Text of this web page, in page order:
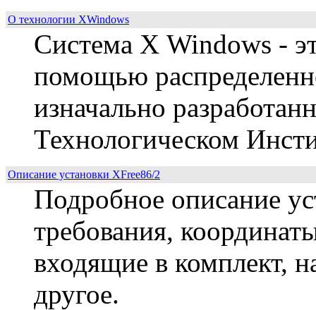
О технологии XWindows
Система Х Windows -
помощью
изначально
Технологическом
Описание установки XFree86/2
Подробное описание
требования,
входящие в комплект,
другое.